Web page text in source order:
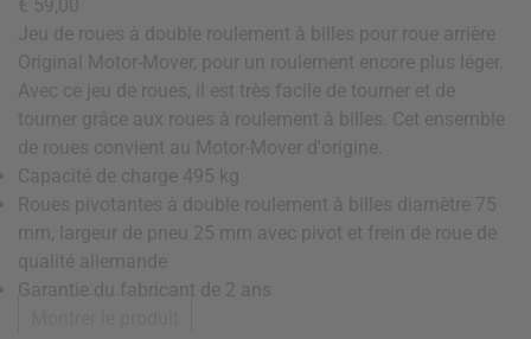
€ 59,00
Jeu de roues à double roulement à billes pour roue arrière
Original Motor-Mover, pour un roulement encore plus léger.
Avec ce jeu de roues, il est très facile de tourner et de
tourner grâce aux roues à roulement à billes. Cet ensemble
de roues convient au Motor-Mover d'origine.
Capacité de charge 495 kg
Roues pivotantes à double roulement à billes diamètre 75
mm, largeur de pneu 25 mm avec pivot et frein de roue de
qualité allemande
Garantie du fabricant de 2 ans